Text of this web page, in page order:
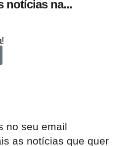
notícias na...
no seu email​
as notícias que quer